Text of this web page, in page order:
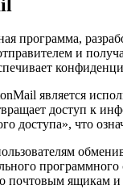
программа,
и
является
доступ к
доступа», что
программного
почтовым ящикам